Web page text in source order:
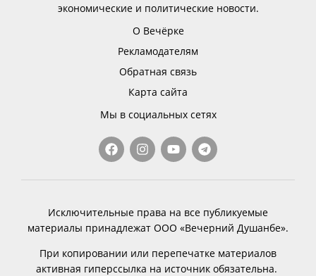
экономические и политические новости.
О Вечёрке
Рекламодателям
Обратная связь
Карта сайта
Мы в социальных сетях
Исключительные права на все публикуемые
материалы принадлежат ООО «Вечерний Душанбе».
При копировании или перепечатке материалов
активная гиперссылка на источник обязательна.